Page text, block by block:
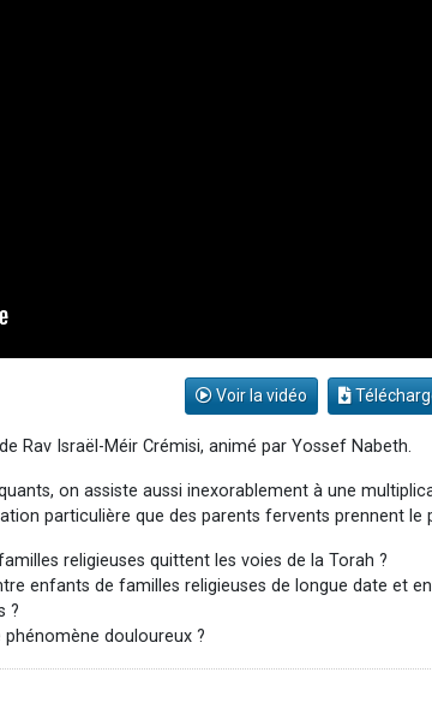
Voir la vidéo
Rav Israël-Méir Crémisi, animé par Yossef Nabeth.
on assiste aussi inexorablement à une
particulière que des parents fervents prennent
religieuses quittent les voies de la Torah ?
enfants de familles religieuses de longue date et
?
douloureux ?